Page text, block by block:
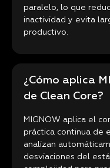
paralelo, lo que
inactividad y evita
productivo.
¿Cómo aplica
de Clean Core?
MIGNOW aplica el
práctica continua de
analizan
desviaciones del